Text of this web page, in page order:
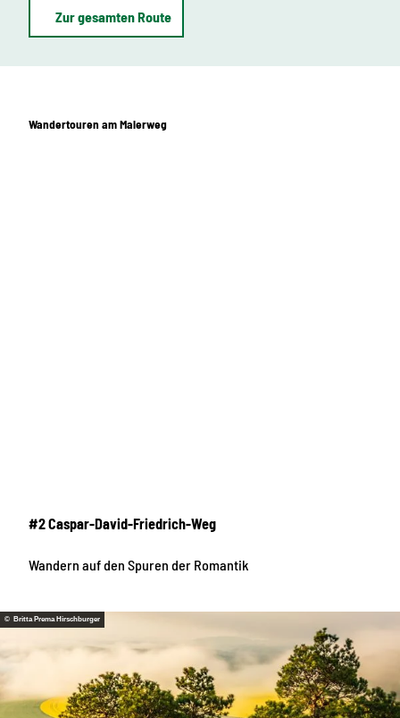
Zur gesamten Route
Wandertouren am Malerweg
#2 Caspar-David-Friedrich-Weg
Wandern auf den Spuren der Romantik
© Britta Prema Hirschburger